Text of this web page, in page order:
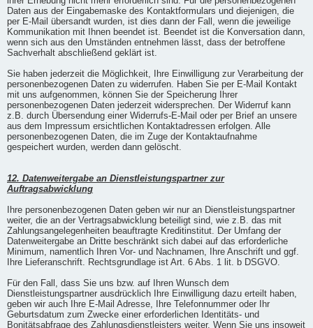
Daten aus der Eingabemaske des Kontaktformulars und diejenigen, die
per E-Mail übersandt wurden, ist dies dann der Fall, wenn die jeweilige
Kommunikation mit Ihnen beendet ist. Beendet ist die Konversation dann,
wenn sich aus den Umständen entnehmen lässt, dass der betroffene
Sachverhalt abschließend geklärt ist.
Sie haben jederzeit die Möglichkeit, Ihre Einwilligung zur Verarbeitung der
personenbezogenen Daten zu widerrufen. Haben Sie per E-Mail Kontakt
mit uns aufgenommen, können Sie der Speicherung Ihrer
personenbezogenen Daten jederzeit widersprechen. Der Widerruf kann
z.B. durch Übersendung einer Widerrufs-E-Mail oder per Brief an unsere
aus dem Impressum ersichtlichen Kontaktadressen erfolgen. Alle
personenbezogenen Daten, die im Zuge der Kontaktaufnahme
gespeichert wurden, werden dann gelöscht.
12. Datenweitergabe an Dienstleistungspartner zur
Auftragsabwicklung
Ihre personenbezogenen Daten geben wir nur an Dienstleistungspartner
weiter, die an der Vertragsabwicklung beteiligt sind, wie z.B. das mit
Zahlungsangelegenheiten beauftragte Kreditinstitut. Der Umfang der
Datenweitergabe an Dritte beschränkt sich dabei auf das erforderliche
Minimum, namentlich Ihren Vor- und Nachnamen, Ihre Anschrift und ggf.
Ihre Lieferanschrift. Rechtsgrundlage ist Art. 6 Abs. 1 lit. b DSGVO.
Für den Fall, dass Sie uns bzw. auf Ihren Wunsch dem
Dienstleistungspartner ausdrücklich Ihre Einwilligung dazu erteilt haben,
geben wir auch Ihre E-Mail Adresse, Ihre Telefonnummer oder Ihr
Geburtsdatum zum Zwecke einer erforderlichen Identitäts- und
Bonitätsabfrage des Zahlungsdienstleisters weiter. Wenn Sie uns insoweit